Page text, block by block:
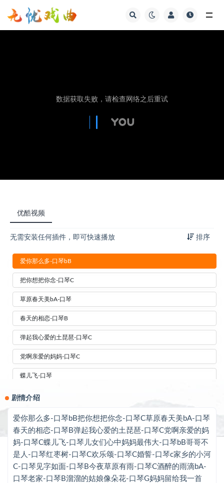
优酷视频
无需安装任何插件，即可快速播放 排序
爱你那么多-口琴bB
把你想把你念-口琴C
草原春天美bA-口琴
春天的相恋-口琴B
弹起我心爱的土琵琶-口琴C
党啊亲爱的妈妈-口琴C
蝶儿飞-口琴
儿女们心中妈妈最伟大-口琴bB
哥哥不是人-口琴
红枣树-口琴C
欢乐颂-口琴C
婚誓-口琴c
剧情介绍
爱你那么多-口琴bB把你想把你念-口琴C草原春天美bA-口琴
春天的相恋-口琴B弹起我心爱的土琵琶-口琴C党啊亲爱的妈
妈-口琴C蝶儿飞-口琴儿女们心中妈妈最伟大-口琴bB哥哥不
是人-口琴红枣树-口琴C欢乐颂-口琴C婚誓-口琴c家乡的小河
C-口琴见字如面-口琴B今夜草原有雨-口琴C酒醉的雨滴bA-
口琴老家-口琴B溜溜的姑娘像朵花-口琴G妈妈留给我一首